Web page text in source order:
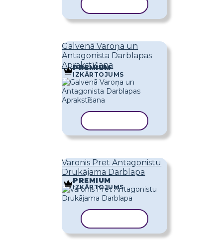
Galvenā Varoņa un
Antagonista Darblapas
Aprakstīšana
PREMIUM
IZKĀRTOJUMS
Varonis Pret Antagonistu
Drukājama Darblapa
PREMIUM
IZKĀRTOJUMS